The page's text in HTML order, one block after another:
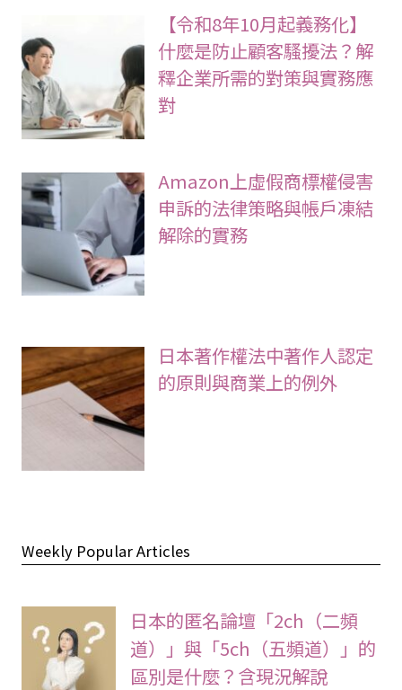
【令和8年10月起義務化】
什麼是防止顧客騷擾法？解
釋企業所需的對策與實務應
對
Amazon上虛假商標權侵害
申訴的法律策略與帳戶凍結
解除的實務
日本著作權法中著作人認定
的原則與商業上的例外
Weekly Popular Articles
日本的匿名論壇「2ch（二頻
道）」與「5ch（五頻道）」的
區別是什麼？含現況解說